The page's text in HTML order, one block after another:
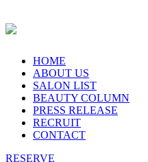
HOME
ABOUT US
SALON LIST
BEAUTY COLUMN
PRESS RELEASE
RECRUIT
CONTACT
RESERVE